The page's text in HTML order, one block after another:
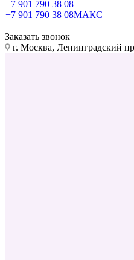
+7 901 790 38 08
+7 901 790 38 08МАКС
Заказать звонок
г. Москва, Ленинградский